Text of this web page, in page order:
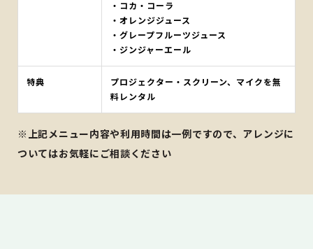
・コカ・コーラ
・オレンジジュース
・グレープフルーツジュース
・ジンジャーエール
特典
プロジェクター・スクリーン、マイクを無
料レンタル
※上記メニュー内容や利用時間は一例ですので、アレンジに
ついてはお気軽にご相談ください